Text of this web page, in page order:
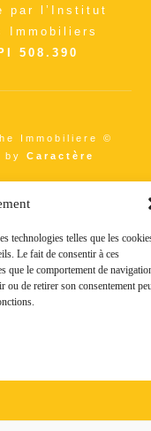
technologies telles que les
Le fait de consentir à ces
que le comportement de
ou de retirer son consentement
par l’Institut
Immobiliers
508.390
Immobiliere ©
by Caractère